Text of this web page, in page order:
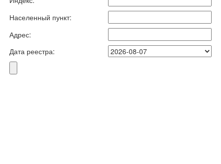
Населенный пункт:
Адрес:
Дата реестра: